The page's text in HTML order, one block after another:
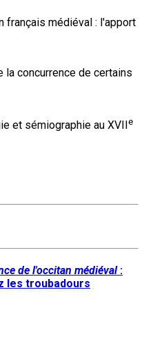
français médiéval : l'apport
la concurrence de certains
et sémiographie au XVII
e
de l'occitan médiéval:
les troubadours